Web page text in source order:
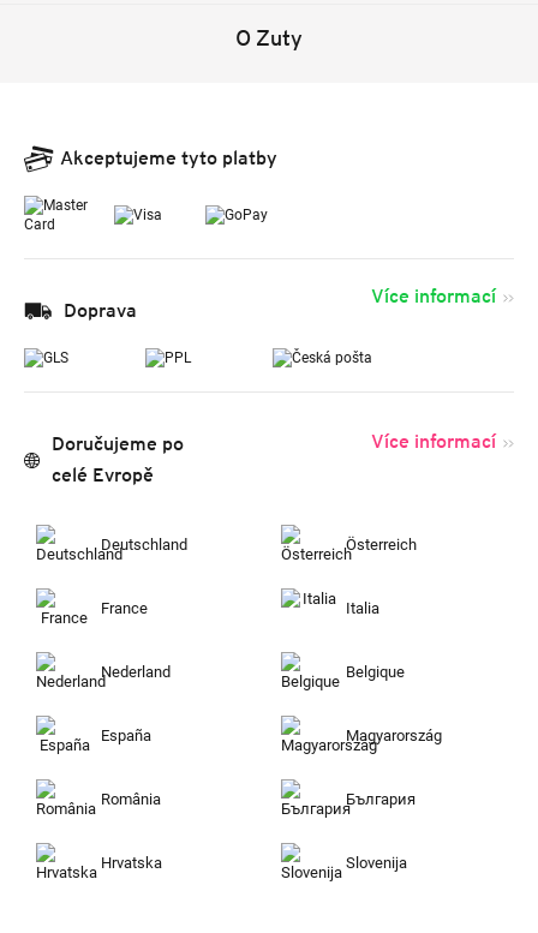
O Zuty
Akceptujeme tyto platby
Doprava
Více informací
Doručujeme po
celé Evropě
Více informací
Deutschland Österreich
France Italia
Nederland Belgique
España Magyarország
România България
Hrvatska Slovenija